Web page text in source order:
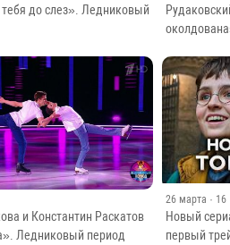
до слез». Ледниковый
и Константин Раскатов
Ледниковый период
26 марта · 16
Новый
первый